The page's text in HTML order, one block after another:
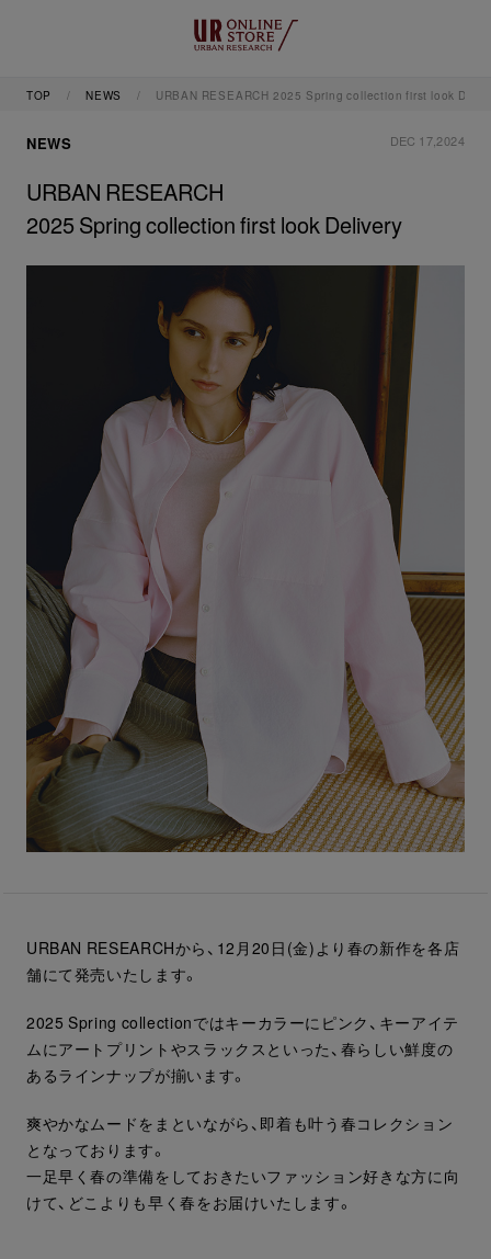
TOP NEWS URBAN RESEARCH 2025 Spring collection first look
NEWS DEC 17,2024
URBAN RESEARCH
2025 Spring collection first look Delivery
URBAN RESEARCHから、12月20日(金)より春の新作を各店
舗にて発売いたします。
2025 Spring collectionではキーカラーにピンク、キーアイテ
ムにアートプリントやスラックスといった、春らしい鮮度の
あるラインナップが揃います。
爽やかなムードをまといながら、即着も叶う春コレクション
となっております。
一足早く春の準備をしておきたいファッション好きな方に向
けて、どこよりも早く春をお届けいたします。